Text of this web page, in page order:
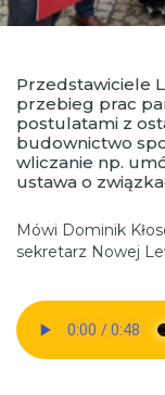
Przedstawiciele
przebieg prac
postulatami z
budownictwo
wliczanie np.
ustawa o
Mówi Dominik
sekretarz Nowej